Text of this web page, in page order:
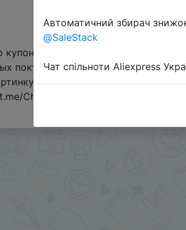
для новичков всеравно
покупателей. Регистрируем
"получить" возле купона -
ChinaGoodBuy
Автоматичний збирач
@SaleStack
Чат спільноти Aliexpress